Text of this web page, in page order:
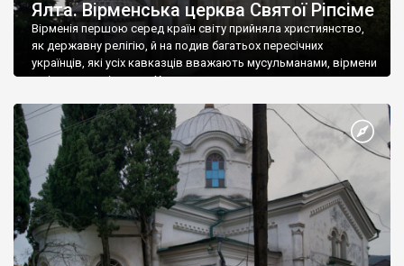
Ялта. Вірменська церква Святої Ріпсіме
Вірменія першою серед країн світу прийняла християнство,
як державну релігію, й на подив багатьох пересічних
українців, які усіх кавказців вважають мусульманами, вірмени
є відданими вірянами Христа